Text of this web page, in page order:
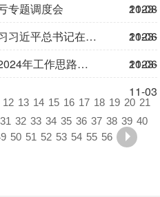
11-08
专题调度会
2023-
11-06
物流公司召开党委扩大会议学习习近平总书记在二十届中央审计委员会第一次会议上的讲话精神
2023-
11-06
物流公司召开专题碰头会研究2024年工作思路及有关工作安排
2023-
11-03
12 13 14 15 16 17 18 19 20 21
31 32 33 34 35 36 37 38 39 40
50 51 52 53 54 55 56